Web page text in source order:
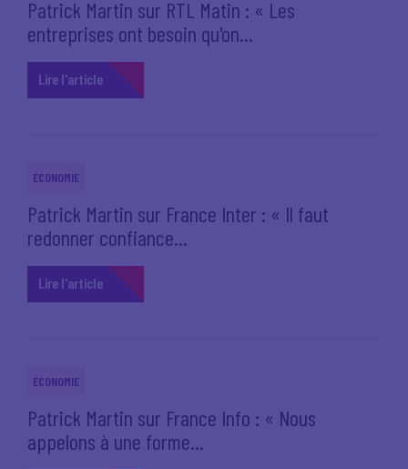
Patrick Martin sur RTL Matin : « Les
entreprises ont besoin qu'on...
Lire l'article
ÉCONOMIE
Patrick Martin sur France Inter : « Il faut
redonner confiance...
Lire l'article
ÉCONOMIE
Patrick Martin sur France Info : « Nous
appelons à une forme...